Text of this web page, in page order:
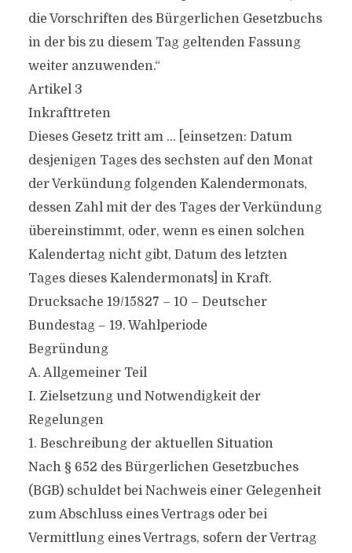
die Vorschriften des Bürgerlichen Gesetzbuchs
in der bis zu diesem Tag geltenden Fassung
weiter anzuwenden.“
Artikel 3
Inkrafttreten
Dieses Gesetz tritt am … [einsetzen: Datum
desjenigen Tages des sechsten auf den Monat
der Verkündung folgenden Kalendermonats,
dessen Zahl mit der des Tages der Verkündung
übereinstimmt, oder, wenn es einen solchen
Kalendertag nicht gibt, Datum des letzten
Tages dieses Kalendermonats] in Kraft.
Drucksache 19/15827 – 10 – Deutscher
Bundestag – 19. Wahlperiode
Begründung
A. Allgemeiner Teil
I. Zielsetzung und Notwendigkeit der
Regelungen
1. Beschreibung der aktuellen Situation
Nach § 652 des Bürgerlichen Gesetzbuches
(BGB) schuldet bei Nachweis einer Gelegenheit
zum Abschluss eines Vertrags oder bei
Vermittlung eines Vertrags, sofern der Vertrag